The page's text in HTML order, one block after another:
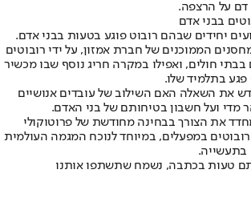
דם על הרצפה.
בבני אדם
יחידים שבהם רובוט פוגע בטעות בבני אדם.
הממוכנים של חברת אמזון, על ידי רובוטים
חולים, ואפילו במקרה חריג נוסף שבו מכשיר
בתלמיד שלו.
את השאלה האם השילוב של עובדים אנושיים
מדי ועל חשבון בטיחותם של בני האדם.
את הצורך בבחינה מחודשת של פרוטוקולי
במפעלים, במיוחד לנוכח המגמה העולמית
בתעשייה.
טעות בכתבה, נשמח שתשתפו אותנו